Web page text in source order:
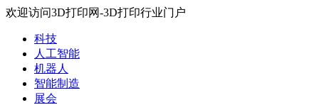
欢迎访问3D打印网-3D打印行业门户
科技
人工智能
机器人
智能制造
展会